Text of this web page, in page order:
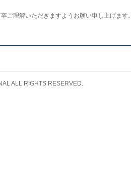
ご理解いただきますようお願い申し上げます。